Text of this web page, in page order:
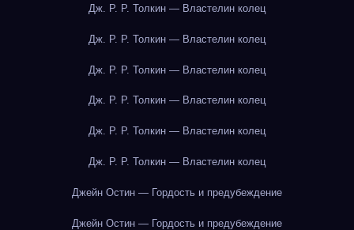
Дж. Р. Р. Толкин — Властелин колец
Дж. Р. Р. Толкин — Властелин колец
Дж. Р. Р. Толкин — Властелин колец
Дж. Р. Р. Толкин — Властелин колец
Дж. Р. Р. Толкин — Властелин колец
Дж. Р. Р. Толкин — Властелин колец
Джейн Остин — Гордость и предубеждение
Джейн Остин — Гордость и предубеждение